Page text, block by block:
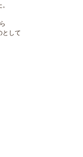
として